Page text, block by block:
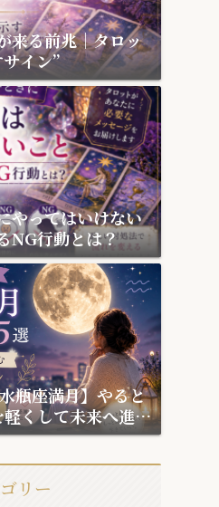
来る前兆｜タロッ
イン”
やってはいけない
NG行動とは？
瓶座満月】やると
くして未来へ進む
リー